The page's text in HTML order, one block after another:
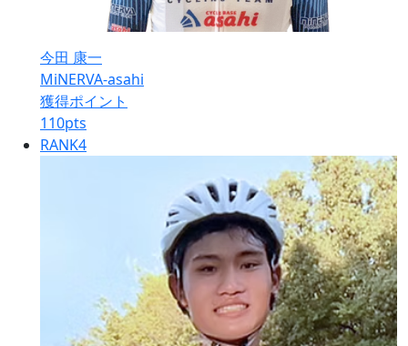
今田 康一
MiNERVA-asahi
獲得ポイント
110pts
RANK4